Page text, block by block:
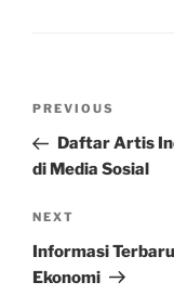
Previous
Post
PREVIOUS
Daftar Artis
di Media Sosial
Next
Post
NEXT
Informasi
Ekonomi